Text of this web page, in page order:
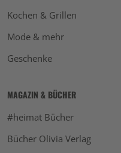
Kochen & Grillen
Mode & mehr
Geschenke
MAGAZIN & BÜCHER
#heimat Bücher
Bücher Olivia Verlag